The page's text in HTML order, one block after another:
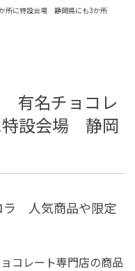
所に特設会場 静岡県にも3か所
有名チョコレ
特設会場 静岡
ラ 人気商品や限定
コレート専門店の商品